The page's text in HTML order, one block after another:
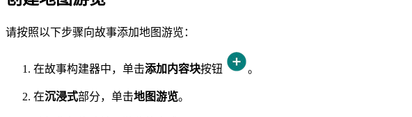
请按照以下步骤向故事添加地图游览：
在故事构建器中，单击添加内容块按钮 。
在沉浸式部分，单击地图游览。